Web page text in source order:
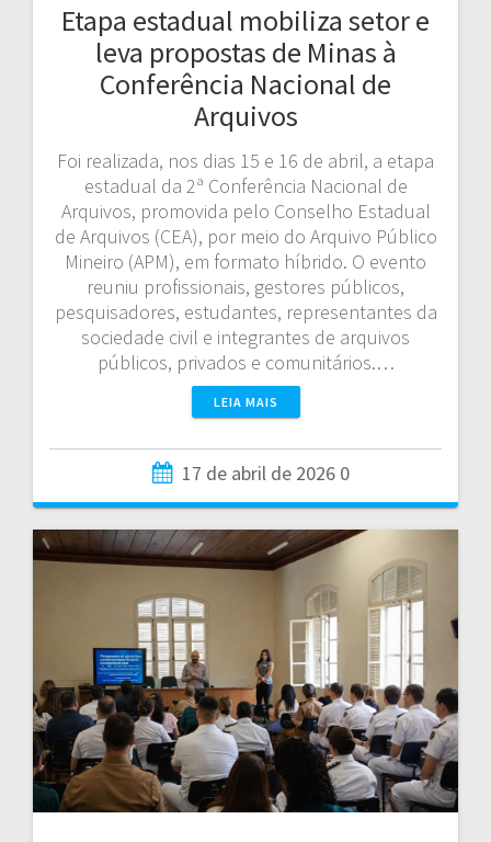
Etapa estadual mobiliza setor e
leva propostas de Minas à
Conferência Nacional de
Arquivos
Foi realizada, nos dias 15 e 16 de abril, a etapa
estadual da 2ª Conferência Nacional de
Arquivos, promovida pelo Conselho Estadual
de Arquivos (CEA), por meio do Arquivo Público
Mineiro (APM), em formato híbrido. O evento
reuniu profissionais, gestores públicos,
pesquisadores, estudantes, representantes da
sociedade civil e integrantes de arquivos
públicos, privados e comunitários.…
LEIA MAIS
17 de abril de 2026 0